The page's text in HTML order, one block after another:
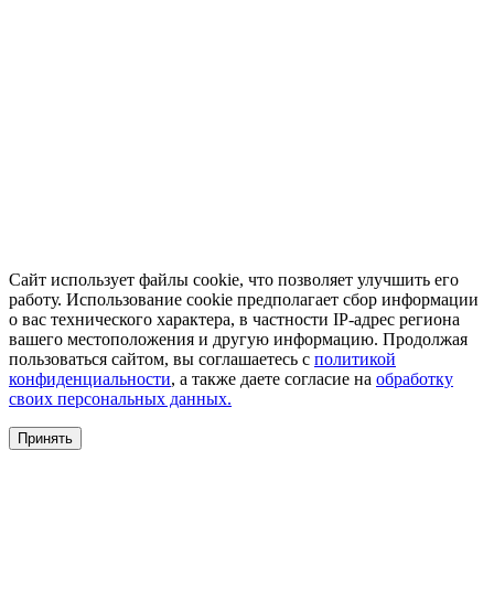
Сайт использует файлы cookie, что позволяет улучшить его
работу. Использование cookie предполагает сбор информации
о вас технического характера, в частности IP-адрес региона
вашего местоположения и другую информацию. Продолжая
пользоваться сайтом, вы соглашаетесь с политикой
конфиденциальности, а также даете согласие на обработку
своих персональных данных.
Принять